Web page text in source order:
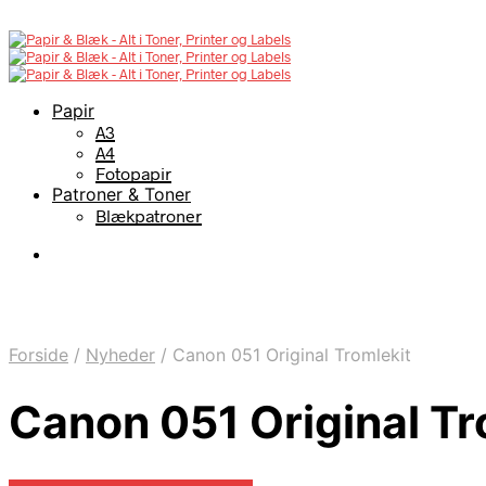
Papir
A3
A4
Fotopapir
Patroner & Toner
Blækpatroner
Forside / Nyheder / Canon 051 Original Tromlekit
Canon 051 Original